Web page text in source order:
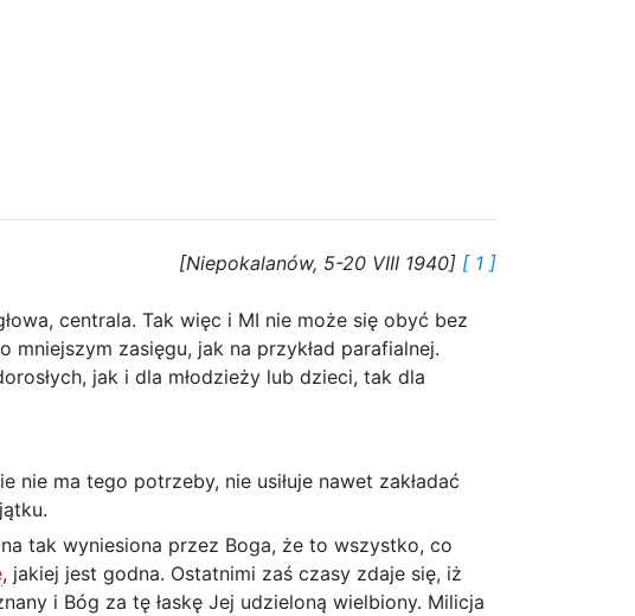
[Niepokalanów, 5-20 VIII 1940] [ 1 ]
centrala. Tak więc i MI nie może się obyć bez
zasięgu, jak na przykład parafialnej.
jak i dla młodzieży lub dzieci, tak dla
ma tego potrzeby, nie usiłuje nawet zakładać
tak wyniesiona przez Boga, że to wszystko, co
, jakiej jest godna. Ostatnimi zaś czasy zdaje się, iż
i Bóg za tę łaskę Jej udzieloną wielbiony. Milicja